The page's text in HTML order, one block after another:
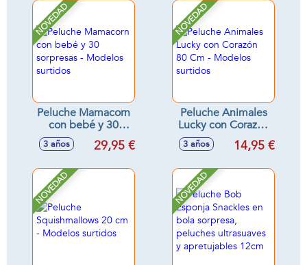
NOVEDAD
Peluche Mamacorn
con bebé y 30
sorpresas -
Modelos surtidos
3 años 29,95 €
NOVEDAD
Peluche Animales
Lucky con Corazón
80 Cm - Modelos
surtidos
3 años 14,95 €
NOVEDAD NOVEDAD